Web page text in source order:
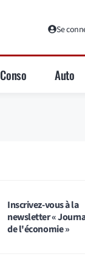
Se
Conso Auto
Inscrivez-vous à la
newsletter «
de l'économie »